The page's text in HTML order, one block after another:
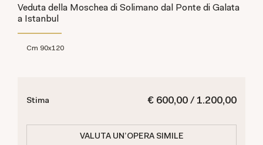
Veduta della Moschea di Solimano dal Ponte di Galata
a Istanbul
cm 90x120
€ 600,00 / 1.200,00
Stima
VALUTA UN'OPERA SIMILE